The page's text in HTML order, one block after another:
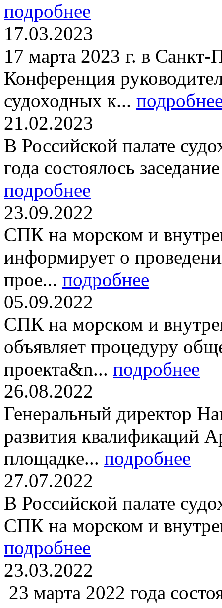
подробнее
17.03.2023
17 марта 2023 г. в Санкт-
Конференция
судоходных к...
21.02.2023
В Российской палате
года состоялось
подробнее
23.09.2022
СПК на морском и
информирует о
прое... подробнее
05.09.2022
СПК на морском и
объявляет процедуру
проекта&n... подробнее
26.08.2022
Генеральный директор
развития квалификаций
площадке... подробнее
27.07.2022
В Российской палате
СПК на морском и
подробнее
23.03.2022
23 марта 2022 года